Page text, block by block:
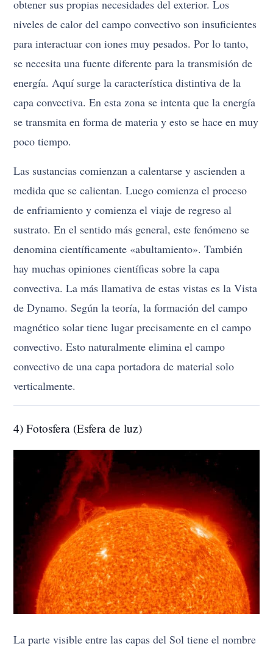
obtener sus propias necesidades del exterior. Los
niveles de calor del campo convectivo son insuficientes
para interactuar con iones muy pesados. Por lo tanto,
se necesita una fuente diferente para la transmisión de
energía. Aquí surge la característica distintiva de la
capa convectiva. En esta zona se intenta que la energía
se transmita en forma de materia y esto se hace en muy
poco tiempo.
Las sustancias comienzan a calentarse y ascienden a
medida que se calientan. Luego comienza el proceso
de enfriamiento y comienza el viaje de regreso al
sustrato. En el sentido más general, este fenómeno se
denomina científicamente «abultamiento». También
hay muchas opiniones científicas sobre la capa
convectiva. La más llamativa de estas vistas es la Vista
de Dynamo. Según la teoría, la formación del campo
magnético solar tiene lugar precisamente en el campo
convectivo. Esto naturalmente elimina el campo
convectivo de una capa portadora de material solo
verticalmente.
4) Fotosfera (Esfera de luz)
La parte visible entre las capas del Sol tiene el nombre